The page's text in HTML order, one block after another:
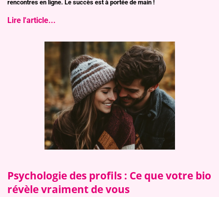
rencontres en ligne. Le succès est à portée de main !
Lire l'article...
Psychologie des profils : Ce que votre bio
révèle vraiment de vous